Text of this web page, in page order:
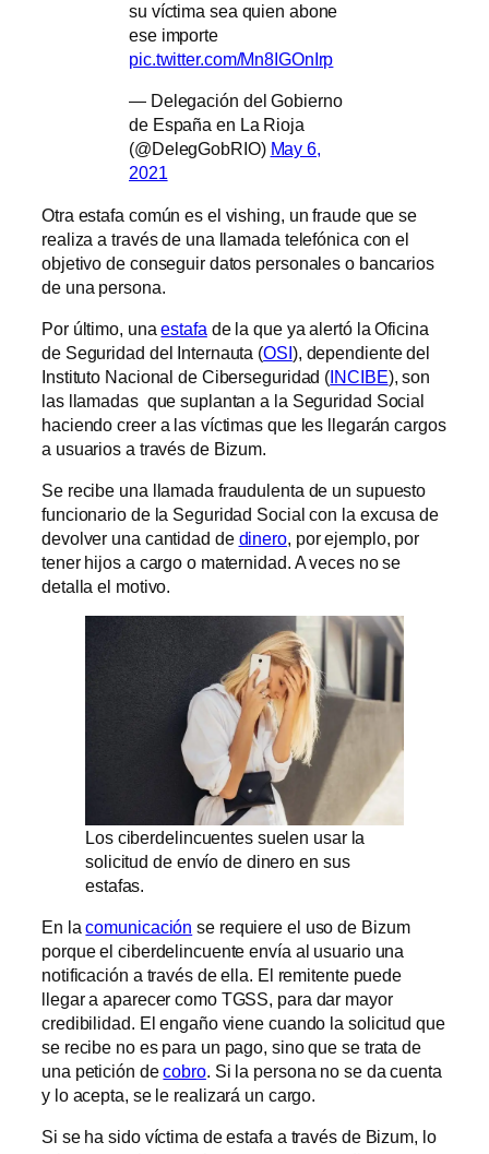
su víctima sea quien abone
ese importe
pic.twitter.com/Mn8IGOnIrp
— Delegación del Gobierno
de España en La Rioja
(@DelegGobRIO) May 6,
2021
Otra estafa común es el vishing, un fraude que se
realiza a través de una llamada telefónica con el
objetivo de conseguir datos personales o bancarios
de una persona.
Por último, unaestafa de la que ya alertó la Oficina
de Seguridad del Internauta (OSI), dependiente del
Instituto Nacional de Ciberseguridad (INCIBE), son
las llamadas que suplantan a la Seguridad Social
haciendo creer a las víctimas que les llegarán cargos
a usuarios a través de Bizum.
Se recibe una llamada fraudulenta de un supuesto
funcionario de la Seguridad Social con la excusa de
devolver una cantidad de dinero, por ejemplo, por
tener hijos a cargo o maternidad. A veces no se
detalla el motivo.
Los ciberdelincuentes suelen usar la
solicitud de envío de dinero en sus
estafas.
En lacomunicación se requiere el uso de Bizum
porque el ciberdelincuente envía al usuario una
notificación a través de ella. El remitente puede
llegar a aparecer como TGSS, para dar mayor
credibilidad. El engaño viene cuando la solicitud que
se recibe no es para un pago, sino que se trata de
una petición decobro. Si la persona no se da cuenta
y lo acepta, se le realizará un cargo.
Si se ha sido víctima de estafa a través de Bizum, lo